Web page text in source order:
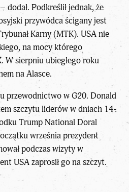
dodał. Podkreślił jednak, że
przywódca ścigany jest
Karny (MTK). USA nie
na mocy którego
W sierpniu ubiegłego roku
na Alasce.
przewodnictwo w G20. Donald
szczytu liderów w dniach 14-
Trump National Doral
wrześniaprezydent
podczas wizyty w
USA zaprosił go na szczyt.